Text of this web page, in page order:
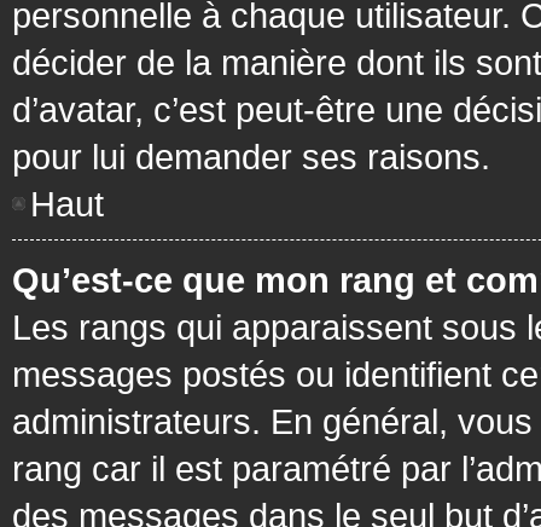
personnelle à chaque utilisateur.
décider de la manière dont ils
d’avatar, c’est peut-être une
pour lui demander ses raisons.
Haut
Qu’est-ce que mon rang et
Les rangs qui apparaissent sous
messages postés ou identifient
administrateurs. En général,
rang car il est paramétré par
des messages dans le seul but